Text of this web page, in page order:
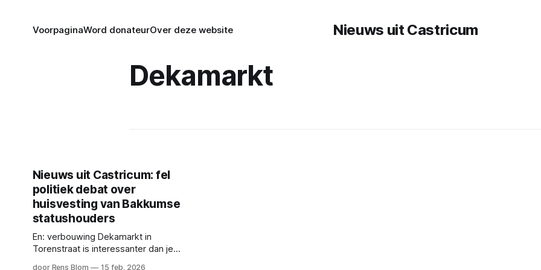
Nieuws uit Castricum
VoorpaginaWord donateurOver deze website
Dekamarkt
Nieuws uit Castricum: fel
politiek debat over
huisvesting van Bakkumse
statushouders
En: verbouwing Dekamarkt in
Torenstraat is interessanter dan je
door Rens Blom 15 feb. 2026